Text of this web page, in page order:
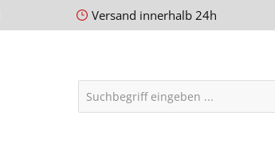
Versand innerhalb 24h